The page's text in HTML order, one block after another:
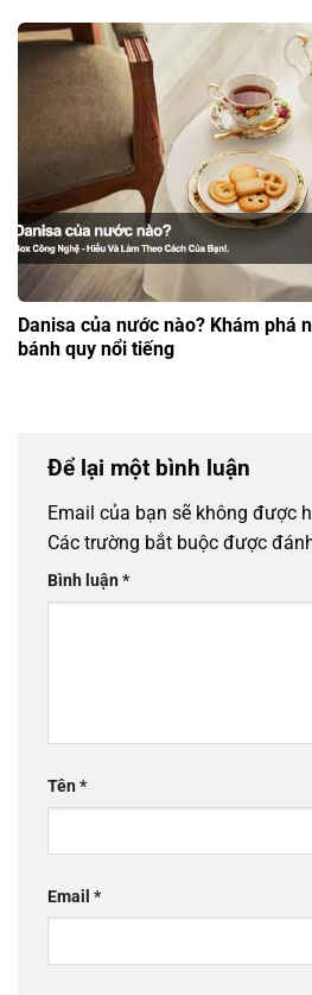
Danisa của nước nào? Khám phá
bánh quy nổi tiếng
Để lại một bình luận
Email của bạn sẽ không được
Các trường bắt buộc được
Bình luận*
Tên*
Email *